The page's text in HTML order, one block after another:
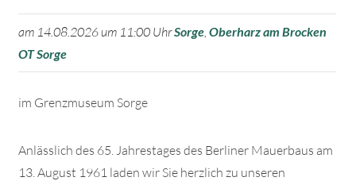
am 14.08.2026 um 11:00 UhrSorge Oberharz am Brocken
OT Sorge
im Grenzmuseum Sorge
Anlässlich des 65. Jahrestages des Berliner Mauerbaus am
13. August 1961 laden wir Sie herzlich zu unseren